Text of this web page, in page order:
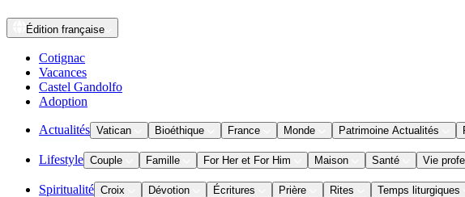
Édition française
Cotignac
Vacances
Castel Gandolfo
Adoption
Actualités Vatican Bioéthique France Monde Patrimoine Actualités
Lifestyle Couple Famille For Her et For Him Maison Santé Vie
Spiritualité Croix Dévotion Écritures Prière Rites Temps liturgiques